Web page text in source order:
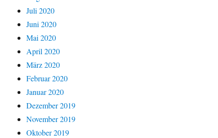
Juli 2020
Juni 2020
Mai 2020
April 2020
März 2020
Februar 2020
Januar 2020
Dezember 2019
November 2019
Oktober 2019